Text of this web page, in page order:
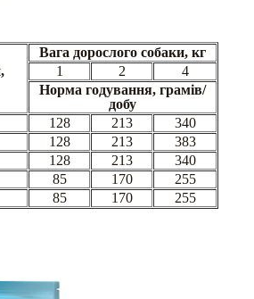
Вага дорослого собаки, кг
1
2
4
Норма годування, грамів/
добу
128 213
340
128 213
383
128 213
340
85 170
255
85 170 255